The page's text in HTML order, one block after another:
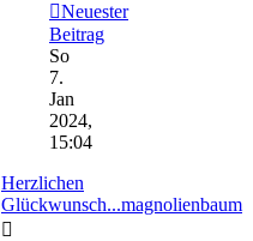
Neuester
Beitrag
So
7.
Jan
2024,
15:04
Herzlichen
Glückwunsch...magnolienbaum